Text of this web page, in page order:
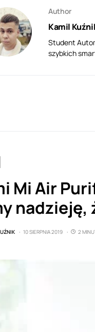
Author
Kamil
Student
szybkich
Mi Air
nadzieję,
10 SIERPNIA 2019 2